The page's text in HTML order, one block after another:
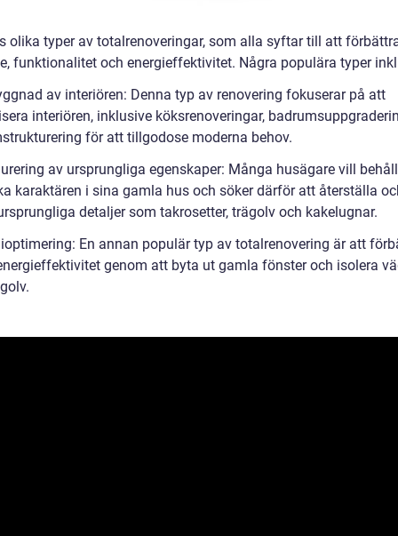
olika typer av totalrenoveringar, som alla syftar till att
funktionalitet och energieffektivitet. Några populära typer
av interiören: Denna typ av renovering fokuserar på att
interiören, inklusive köksrenoveringar,
för att tillgodose moderna behov.
av ursprungliga egenskaper: Många husägare vill
karaktären i sina gamla hus och söker därför att återställa
detaljer som takrosetter, trägolv och kakelugnar.
En annan populär typ av totalrenovering är att
genom att byta ut gamla fönster och isolera